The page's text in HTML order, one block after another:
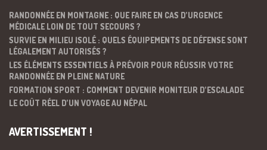
RANDONNÉE EN MONTAGNE : QUE FAIRE EN CAS D’URGENCE
MÉDICALE LOIN DE TOUT SECOURS ?
SURVIE EN MILIEU ISOLÉ : QUELS ÉQUIPEMENTS DE DÉFENSE SONT
LÉGALEMENT AUTORISÉS ?
LES ÉLÉMENTS ESSENTIELS À PRÉVOIR POUR RÉUSSIR VOTRE
RANDONNÉE EN PLEINE NATURE
FORMATION SPORT : COMMENT DEVENIR MONITEUR D’ESCALADE
LE COÛT RÉEL D’UN VOYAGE AU NÉPAL
AVERTISSEMENT !